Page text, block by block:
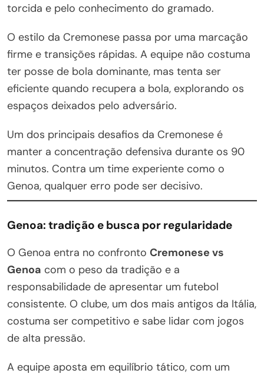
torcida e pelo conhecimento do gramado.
O estilo da Cremonese passa por uma marcação
firme e transições rápidas. A equipe não costuma
ter posse de bola dominante, mas tenta ser
eficiente quando recupera a bola, explorando os
espaços deixados pelo adversário.
Um dos principais desafios da Cremonese é
manter a concentração defensiva durante os 90
minutos. Contra um time experiente como o
Genoa, qualquer erro pode ser decisivo.
Genoa: tradição e busca por regularidade
O Genoa entra no confronto Cremonese vs
Genoa com o peso da tradição e a
responsabilidade de apresentar um futebol
consistente. O clube, um dos mais antigos da Itália,
costuma ser competitivo e sabe lidar com jogos
de alta pressão.
A equipe aposta em equilíbrio tático, com um